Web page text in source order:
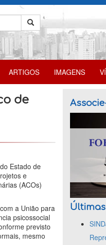
ARTIGOS IMAGENS
de
Estado de
e
(ACOs)
a União para
psicossocial
previsto
mesmo